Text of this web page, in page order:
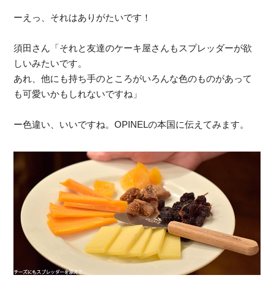
ーえっ、それはありがたいです！
須田さん「それと友達のケーキ屋さんもスプレッダーが欲
しいみたいです。
あれ、他にも持ち手のところがいろんな色のものがあって
も可愛いかもしれないですね」
ー色違い、いいですね。OPINELの本国に伝えてみます。